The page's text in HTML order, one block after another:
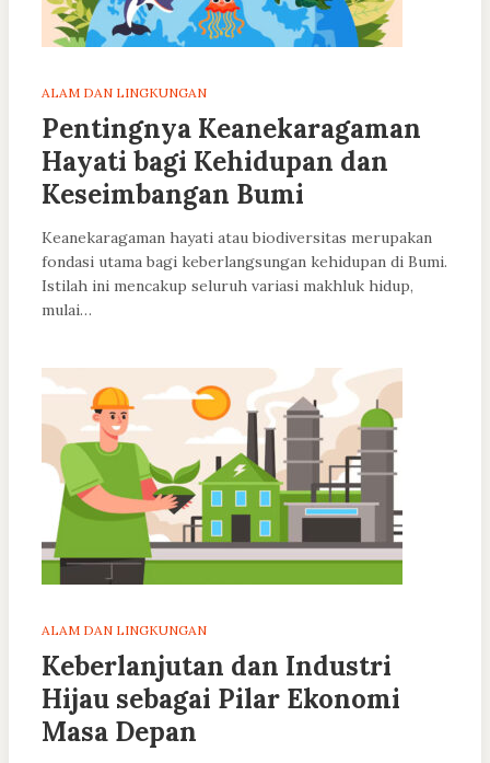
ALAM DAN LINGKUNGAN
Pentingnya Keanekaragaman
Hayati bagi Kehidupan dan
Keseimbangan Bumi
Keanekaragaman hayati atau biodiversitas merupakan
fondasi utama bagi keberlangsungan kehidupan di Bumi.
Istilah ini mencakup seluruh variasi makhluk hidup,
mulai…
ALAM DAN LINGKUNGAN
Keberlanjutan dan Industri
Hijau sebagai Pilar Ekonomi
Masa Depan